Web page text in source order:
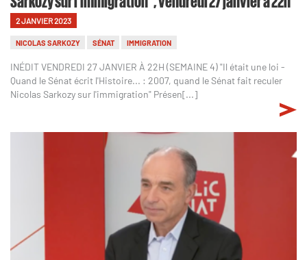
2 JANVIER 2023
NICOLAS SARKOZY SÉNAT IMMIGRATION
INÉDIT VENDREDI 27 JANVIER À 22H (SEMAINE 4) "Il était une loi -
Quand le Sénat écrit l'Histoire... : 2007, quand le Sénat fait reculer
Nicolas Sarkozy sur l'immigration" Présen[...]